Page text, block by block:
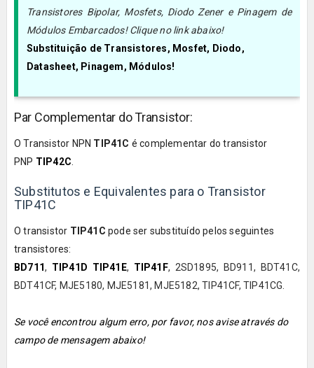
Transistores Bipolar, Mosfets, Diodo Zener e Pinagem de
Módulos Embarcados! Clique no link abaixo!
Substituição de Transistores, Mosfet, Diodo,
Datasheet, Pinagem, Módulos!
Par Complementar do Transistor:
O Transistor NPN TIP41C é complementar do transistor
PNP TIP42C
Substitutos e Equivalentes para o Transistor
TIP41C
O transistor TIP41C pode ser substituído pelos seguintes
transistores:
BD711, TIP41D TIP41E, TIP41F, 2SD1895, BD911, BDT41C,
BDT41CF, MJE5180, MJE5181, MJE5182, TIP41CF, TIP41CG.
Se você encontrou algum erro, por favor, nos avise através do
campo de mensagem abaixo!